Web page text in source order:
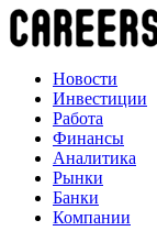
Новости
Инвестиции
Работа
Финансы
Аналитика
Рынки
Банки
Компании